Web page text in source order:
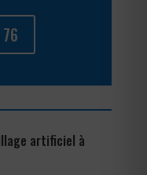
artificiel à